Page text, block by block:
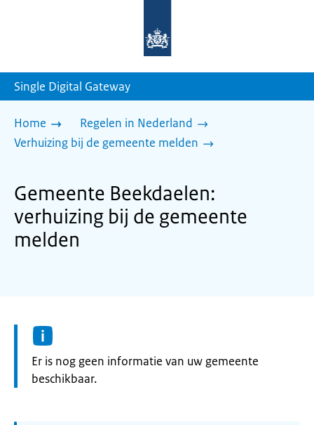
homepage
Single Digital Gateway
Home
Regelen in Nederland
Verhuizing bij de gemeente melden
Gemeente Beekdaelen:
verhuizing bij de gemeente
melden
Informatie:
Er is nog geen informatie van uw gemeente
beschikbaar.